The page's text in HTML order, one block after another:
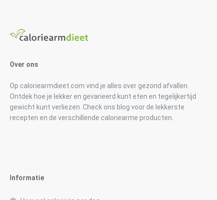
Over ons
Op caloriearmdieet.com vind je alles over gezond afvallen.
Ontdek hoe je lekker en gevarieerd kunt eten en tegelijkertijd
gewicht kunt verliezen. Check ons blog voor de lekkerste
recepten en de verschillende caloriearme producten.
Informatie